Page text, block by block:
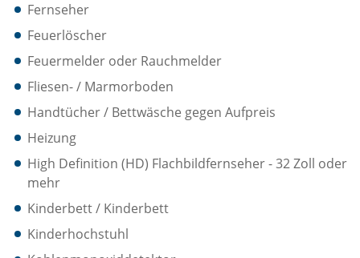
Fernseher
Feuerlöscher
Feuermelder oder Rauchmelder
Fliesen- / Marmorboden
Handtücher / Bettwäsche gegen Aufpreis
Heizung
High Definition (HD) Flachbildfernseher - 32 Zoll oder
mehr
Kinderbett / Kinderbett
Kinderhochstuhl